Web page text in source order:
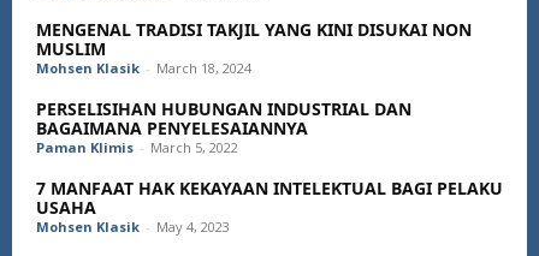
MENGENAL TRADISI TAKJIL YANG KINI DISUKAI NON
MUSLIM
Mohsen Klasik - March 18, 2024
PERSELISIHAN HUBUNGAN INDUSTRIAL DAN
BAGAIMANA PENYELESAIANNYA
Paman Klimis - March 5, 2022
7 MANFAAT HAK KEKAYAAN INTELEKTUAL BAGI PELAKU
USAHA
Mohsen Klasik - May 4, 2023